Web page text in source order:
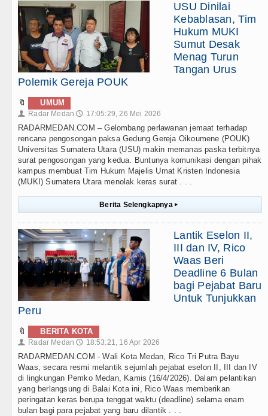
USU Dinilai
Kebablasan, Tim
Hukum MUKI
Sumut Desak
Menag Turun
Tangan Urus
Polemik Gereja POUK
🔖 UMUM
👤 Radar Medan 🕔 17:05:29, 26 Mei 2026
RADARMEDAN.COM – Gelombang perlawanan jemaat terhadap
rencana pengosongan paksa Gedung Gereja Oikoumene (POUK)
Universitas Sumatera Utara (USU) makin memanas paska terbitnya
surat pengosongan yang kedua. Buntunya komunikasi dengan pihak
kampus membuat Tim Hukum Majelis Umat Kristen Indonesia
(MUKI) Sumatera Utara menolak keras surat . . .
Berita Selengkapnya ▸
Lantik Eselon II,
III dan IV, Rico
Waas Beri
Deadline 6 Bulan
bagi Pejabat Baru
Untuk Tunjukkan
Peru
🔖 BERITA KOTA
👤 Radar Medan 🕔 18:53:21, 16 Apr 2026
RADARMEDAN.COM - Wali Kota Medan, Rico Tri Putra Bayu
Waas, secara resmi melantik sejumlah pejabat eselon II, III dan IV
di lingkungan Pemko Medan, Kamis (16/4/2026). Dalam pelantikan
yang berlangsung di Balai Kota ini, Rico Waas memberikan
peringatan keras berupa tenggat waktu (deadline) selama enam
bulan bagi para pejabat yang baru dilantik . . .